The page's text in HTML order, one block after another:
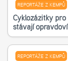
REPORTÁŽE Z KEMPŮ
Cyklozážitky
stávají
REPORTÁŽE Z KEMPŮ